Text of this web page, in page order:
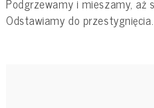
Podgrzewamy i mieszamy, aż
Odstawiamy do przestygnięcia.